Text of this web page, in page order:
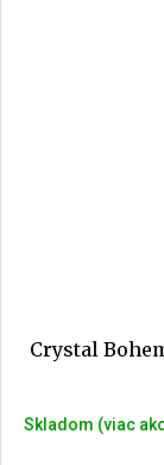
Crystal
Skladom